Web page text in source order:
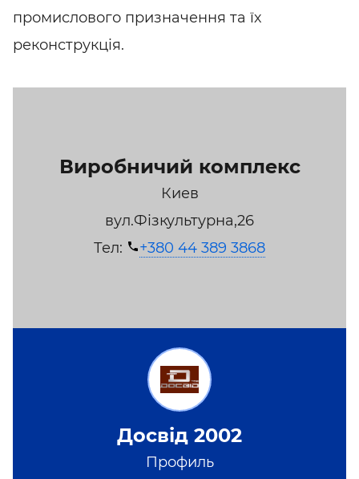
промислового призначення та їх
реконструкція.
Виробничий комплекс
Киев
вул.Фізкультурна,26
Тел:
+380 44 389 3868
Досвід 2002
Профиль